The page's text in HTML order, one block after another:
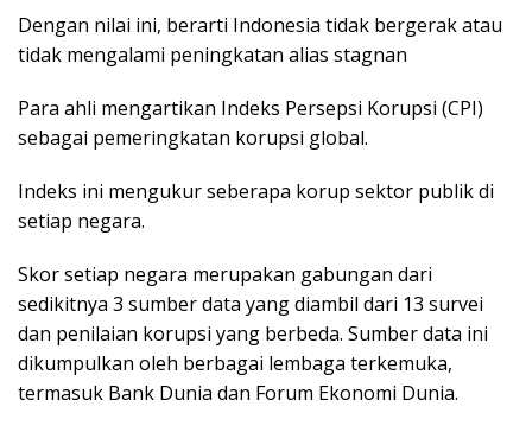
Dengan nilai ini, berarti Indonesia tidak bergerak atau
tidak mengalami peningkatan alias stagnan
Para ahli mengartikan Indeks Persepsi Korupsi (CPI)
sebagai pemeringkatan korupsi global.
Indeks ini mengukur seberapa korup sektor publik di
setiap negara.
Skor setiap negara merupakan gabungan dari
sedikitnya 3 sumber data yang diambil dari 13 survei
dan penilaian korupsi yang berbeda. Sumber data ini
dikumpulkan oleh berbagai lembaga terkemuka,
termasuk Bank Dunia dan Forum Ekonomi Dunia.